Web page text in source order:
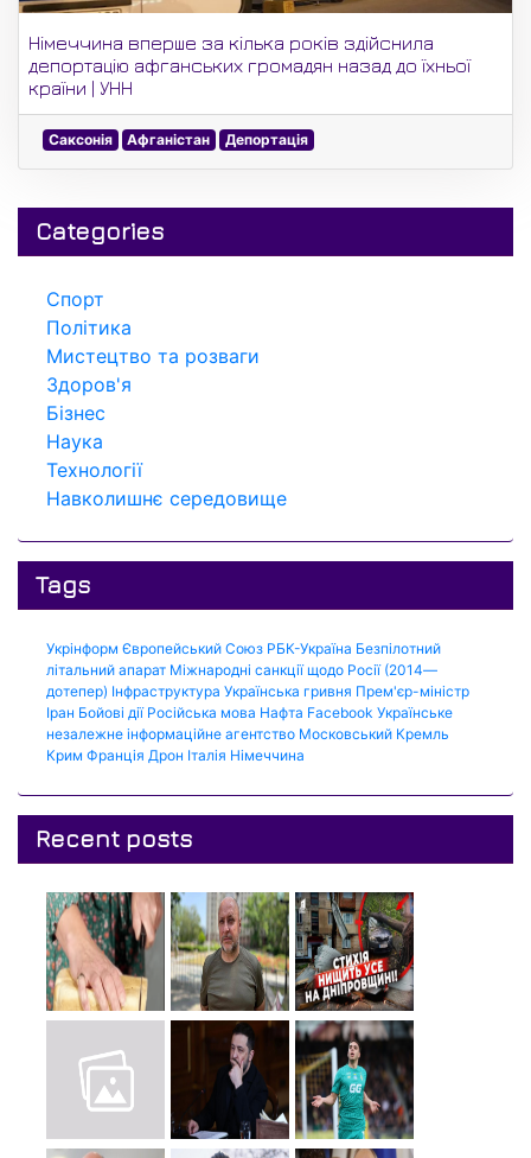
Німеччина вперше за кілька років здійснила
депортацію афганських громадян назад до їхньої
країни | УНН
Саксонія Афганістан Депортація
Categories
Спорт
Політика
Мистецтво та розваги
Здоров'я
Бізнес
Наука
Технології
Навколишнє середовище
Tags
Укрінформ Європейський Союз РБК-Україна Безпілотний
літальний апарат Міжнародні санкції щодо Росії (2014—
дотепер) Інфраструктура Українська гривня Прем'єр-міністр
Іран Бойові дії Російська мова Нафта Facebook Українське
незалежне інформаційне агентство Московський Кремль
Крим Франція Дрон Італія Німеччина
Recent posts